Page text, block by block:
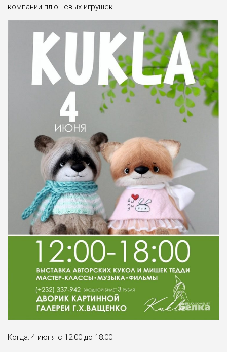
компании плюшевых игрушек.
Когда: 4 июня с 12:00 до 18:00